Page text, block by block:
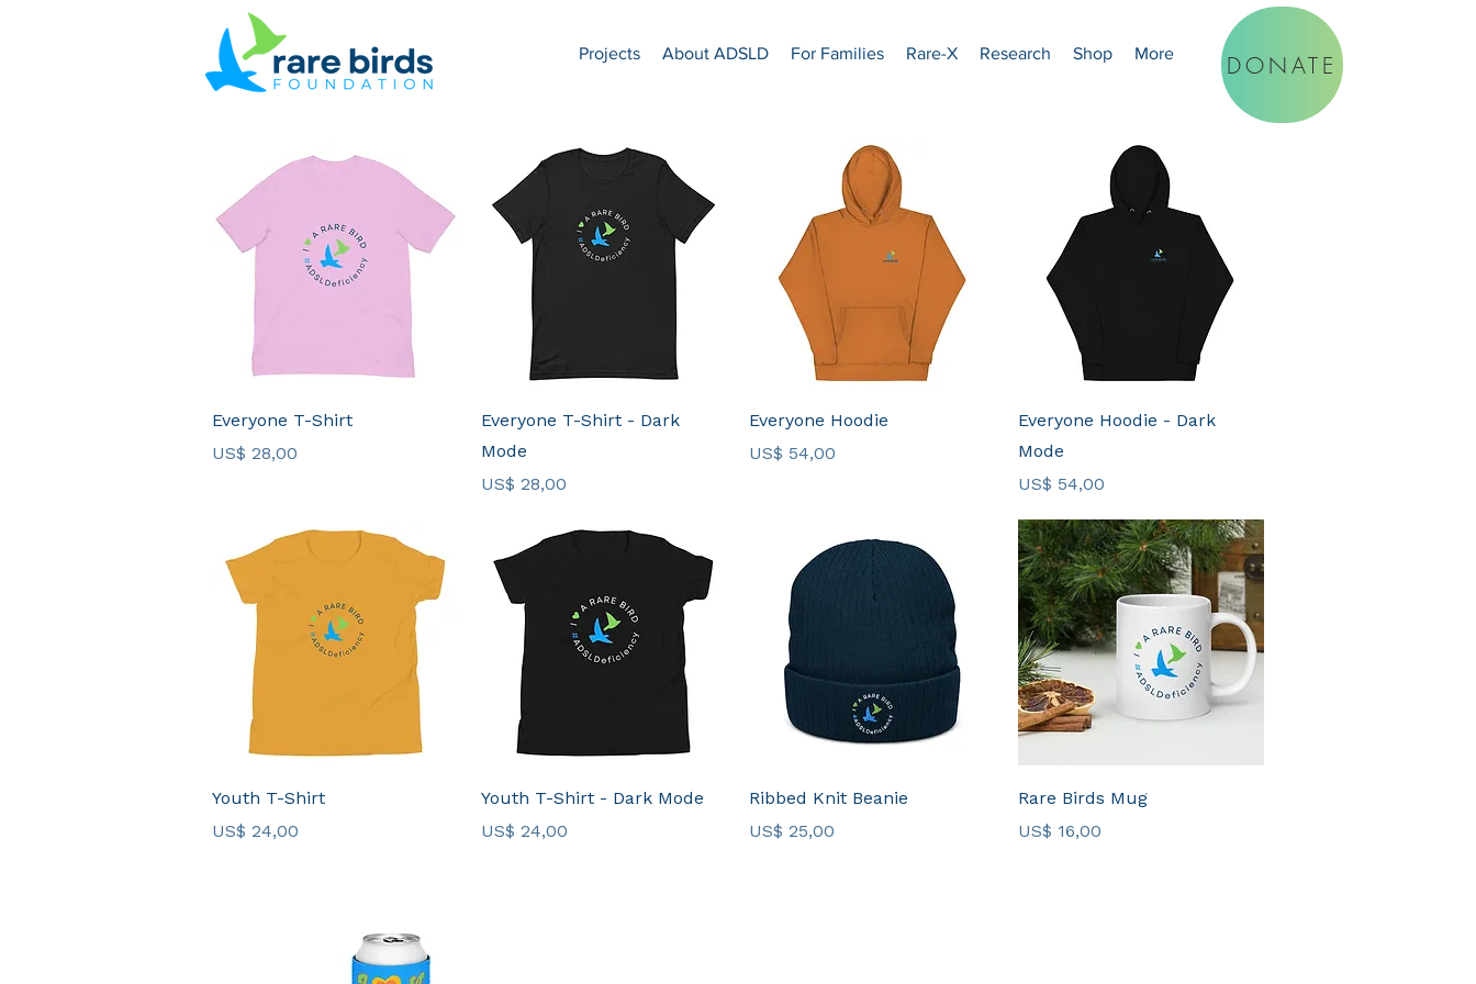
Projects About ADSLD For Families Rare-X Research Shop More DONATE
Visualização rápida
Everyone T-Shirt
Preço
US$ 28,00
Visualização rápida
Everyone T-Shirt - Dark
Mode
Preço
US$ 28,00
Visualização rápida
Everyone Hoodie
Preço
US$ 54,00
Visualização rápida
Everyone Hoodie - Dark
Mode
Preço
US$ 54,00
Visualização rápida
Youth T-Shirt
Preço
US$ 24,00
Visualização rápida
Youth T-Shirt - Dark Mode
Preço
US$ 24,00
Visualização rápida
Ribbed Knit Beanie
Preço
US$ 25,00
Visualização rápida
Rare Birds Mug
Preço
US$ 16,00